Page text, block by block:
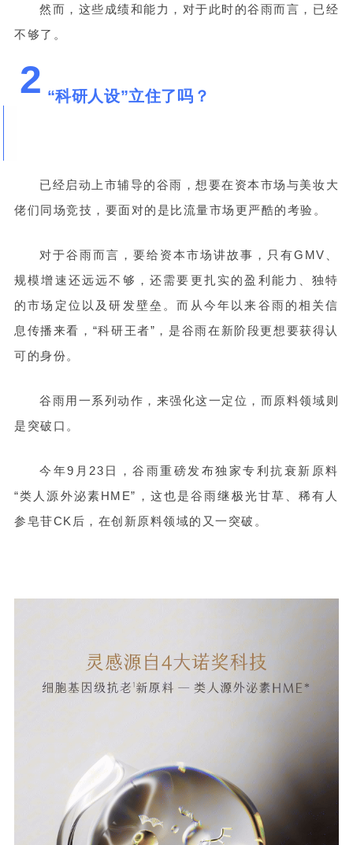
然而，这些成绩和能力，对于此时的谷雨而言，已经
不够了。
2 “科研人设”立住了吗？
已经启动上市辅导的谷雨，想要在资本市场与美妆大
佬们同场竞技，要面对的是比流量市场更严酷的考验。
对于谷雨而言，要给资本市场讲故事，只有GMV、
规模增速还远远不够，还需要更扎实的盈利能力、独特
的市场定位以及研发壁垒。而从今年以来谷雨的相关信
息传播来看，“科研王者”，是谷雨在新阶段更想要获得认
可的身份。
谷雨用一系列动作，来强化这一定位，而原料领域则
是突破口。
今年9月23日，谷雨重磅发布独家专利抗衰新原料
“类人源外泌素HME”，这也是谷雨继极光甘草、稀有人
参皂苷CK后，在创新原料领域的又一突破。